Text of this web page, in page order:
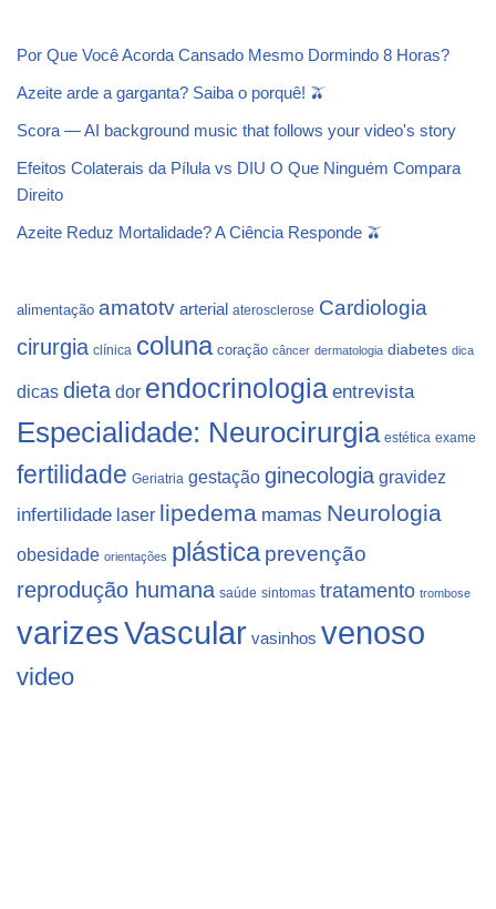
Por Que Você Acorda Cansado Mesmo Dormindo 8 Horas?
Azeite arde a garganta? Saiba o porquê! 🫒
Scora — AI background music that follows your video's story
Efeitos Colaterais da Pílula vs DIU O Que Ninguém Compara
Direito
Azeite Reduz Mortalidade? A Ciência Responde 🫒
alimentação amatotv arterial aterosclerose Cardiologia
cirurgia clínica coluna coração câncer dermatologia diabetes dica
dicas dieta dor endocrinologia entrevista
Especialidade: Neurocirurgia estética exame
fertilidade Geriatria gestação ginecologia gravidez
infertilidade laser lipedema mamas Neurologia
obesidade orientações plástica prevenção
reprodução humana saúde sintomas tratamento trombose
varizesVascular vasinhos venoso
video